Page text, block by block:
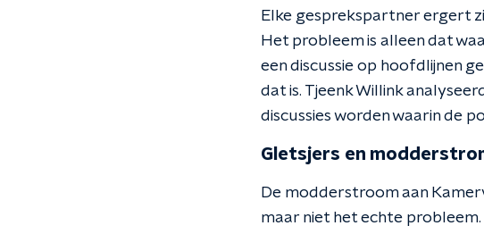
Elke gesprekspartner ergert
Het probleem is alleen dat
een discussie op hoofdlijnen
dat is. Tjeenk Willink
discussies worden waarin de
Gletsjers en
De modderstroom aan
maar niet het echte